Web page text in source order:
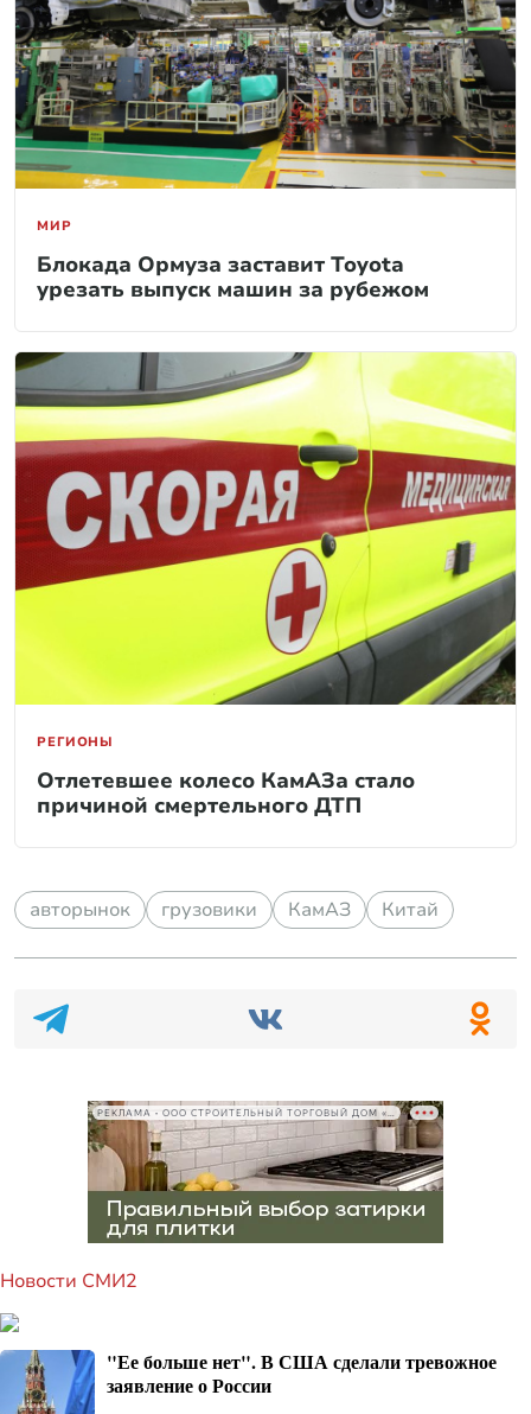
МИР
Блокада Ормуза заставит Toyota
урезать выпуск машин за рубежом
РЕГИОНЫ
Отлетевшее колесо КамАЗа стало
причиной смертельного ДТП
авторынок грузовики КамАЗ Китай
РЕКЛАМА • ООО СТРОИТЕЛЬНЫЙ ТОРГОВЫЙ ДОМ «ПЕТРОВИЧ», ИНН 7802348846
Новости СМИ2
"Ее больше нет". В США сделали тревожное
заявление о России